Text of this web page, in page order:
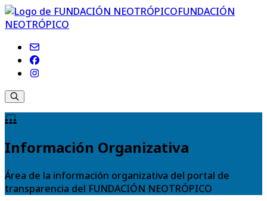
FUNDACIÓN
NEOTRÓPICO
Información Organizativa
Área de la información organizativa del portal de
transparencia del FUNDACIÓN NEOTRÓPICO